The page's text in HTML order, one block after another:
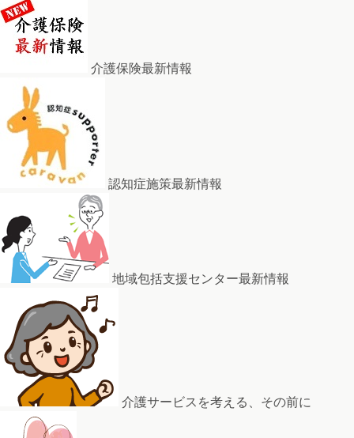
介護保険最新情報
認知症施策最新情報
地域包括支援センター最新情報
介護サービスを考える、その前に